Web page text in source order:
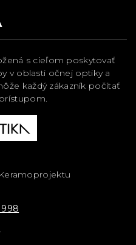
s cieľom poskytovať
v oblasti očnej optiky a
každý zákazník počítať
998